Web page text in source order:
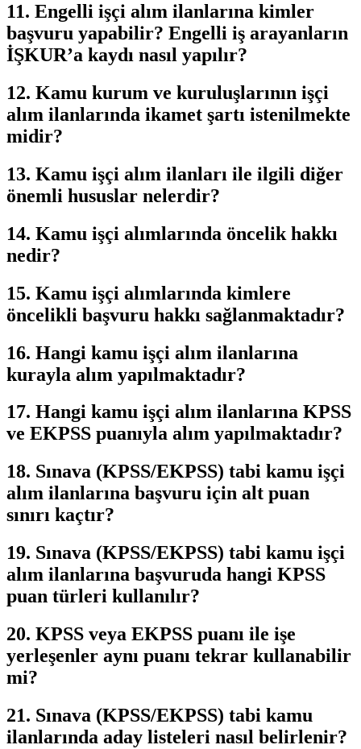
11. Engelli işçi alım ilanlarına kimler
başvuru yapabilir? Engelli iş arayanların
İŞKUR’a kaydı nasıl yapılır?
12. Kamu kurum ve kuruluşlarının işçi
alım ilanlarında ikamet şartı istenilmekte
midir?
13. Kamu işçi alım ilanları ile ilgili diğer
önemli hususlar nelerdir?
14. Kamu işçi alımlarında öncelik hakkı
nedir?
15. Kamu işçi alımlarında kimlere
öncelikli başvuru hakkı sağlanmaktadır?
16. Hangi kamu işçi alım ilanlarına
kurayla alım yapılmaktadır?
17. Hangi kamu işçi alım ilanlarına KPSS
ve EKPSS puanıyla alım yapılmaktadır?
18. Sınava (KPSS/EKPSS) tabi kamu işçi
alım ilanlarına başvuru için alt puan
sınırı kaçtır?
19. Sınava (KPSS/EKPSS) tabi kamu işçi
alım ilanlarına başvuruda hangi KPSS
puan türleri kullanılır?
20. KPSS veya EKPSS puanı ile işe
yerleşenler aynı puanı tekrar kullanabilir
mi?
21. Sınava (KPSS/EKPSS) tabi kamu
ilanlarında aday listeleri nasıl belirlenir?